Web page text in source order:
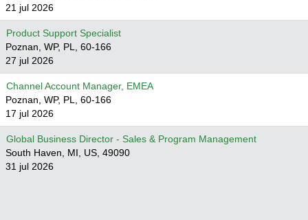
21 jul 2026
Product Support Specialist
Poznan, WP, PL, 60-166
27 jul 2026
Channel Account Manager, EMEA
Poznan, WP, PL, 60-166
17 jul 2026
Global Business Director - Sales & Program Management
South Haven, MI, US, 49090
31 jul 2026